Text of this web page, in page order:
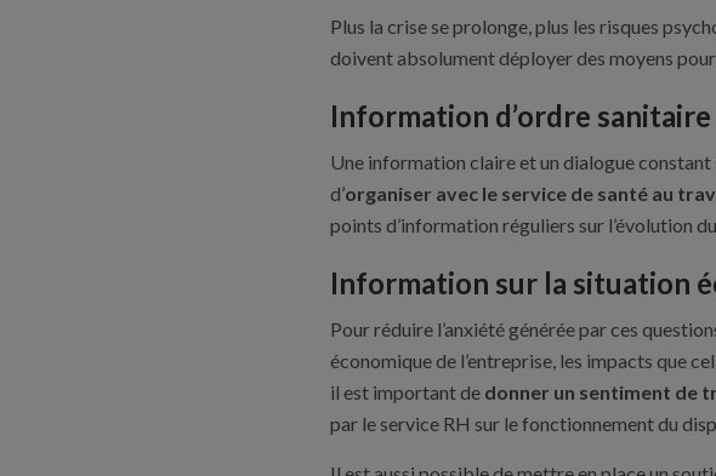
Plus la crise se prolonge, plus les risques
doivent absolument déployer des moyens
Information d’ordre sanitaire
Une information claire et un dialogue
d’organiser avec le service de santé au
points d’information réguliers sur l’évolution
Information sur la situation
Pour réduire l’anxiété générée par ces
économique de l’entreprise, les impacts que
il est important de donner un sentiment de
par le service RH sur le fonctionnement du